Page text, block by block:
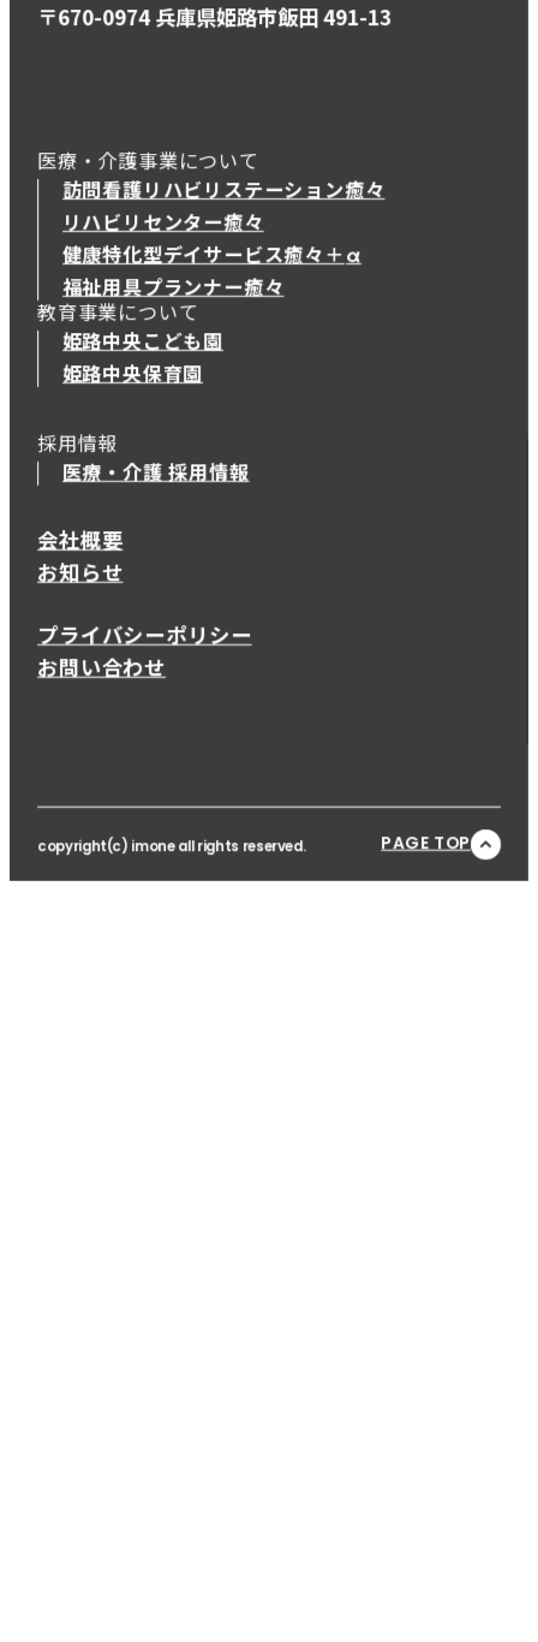
〒670-0974 兵庫県姫路市飯田 491-13
医療・介護事業について
訪問看護リハビリステーション癒々
リハビリセンター癒々
健康特化型デイサービス癒々＋ α
健康特化型デイサービス癒々＋
福祉用具プランナー癒々
教育事業について
姫路中央こども園
姫路中央保育園
採用情報
医療・介護 採用情報
会社概要
お知らせ
プライバシーポリシー
お問い合わせ
copyright(c) imone all rights reserved. PAGE TOP